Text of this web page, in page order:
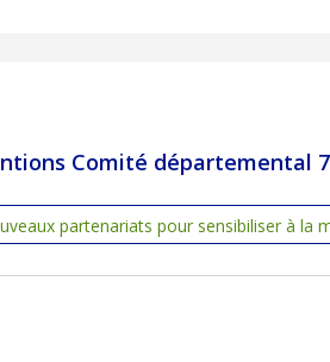
Comité départemental
partenariats pour sensibiliser à la